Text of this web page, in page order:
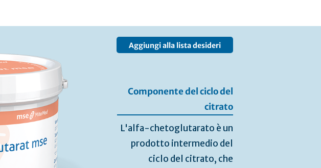
Aggiungi alla lista desideri
Componente del ciclo del
citrato
L'alfa-chetoglutarato è un
prodotto intermedio del
ciclo del citrato, che